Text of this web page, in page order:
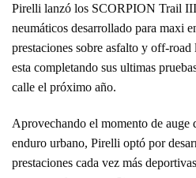
Pirelli lanzó los SCORPION Trail
neumáticos desarrollado para maxi
prestaciones sobre asfalto y off-
esta completando sus ultimas
calle el próximo año.
Aprovechando el momento de auge
enduro urbano, Pirelli optó por
prestaciones cada vez más